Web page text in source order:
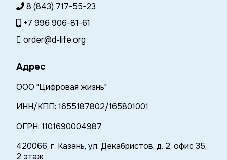
8 (843) 717-55-23
+7 996 906-81-61
order@d-life.org
Адрес
ООО "Цифровая жизнь"
ИНН/КПП: 1655187802/165801001
ОГРН: 1101690004987
420066, г. Казань, ул. Декабристов, д. 2, офис 35,
2 этаж